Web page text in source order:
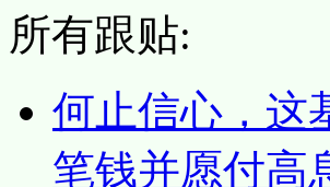
所有跟贴:
何止信心，这
笔钱并愿付高